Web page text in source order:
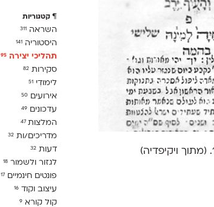
קטגוריות
השראה 311
היסטוריה 141
תהליכי יצירה 95
סקירות 82
לימודִי 51
אירועים 50
עדכונים 49
המלצות47
מדריכים/ות 32
דעות 32
לגזור ולשמור 18
פונטים חינמיים 17
עיצוב וקוד 16
קול קורא 9